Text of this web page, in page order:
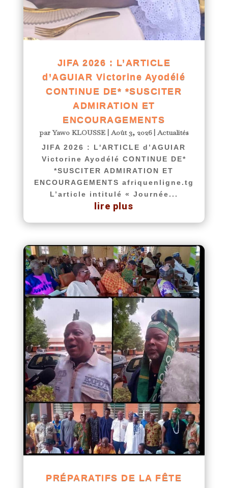
JIFA 2026 : L’ARTICLE
d’AGUIAR Victorine Ayodélé
CONTINUE DE* *SUSCITER
ADMIRATION ET
ENCOURAGEMENTS
parYawo KLOUSSE|Août 3, 2026|Actualités
JIFA 2026 : L'ARTICLE d’AGUIAR
Victorine Ayodélé CONTINUE DE*
*SUSCITER ADMIRATION ET
ENCOURAGEMENTS afriquenligne.tg
L’article intitulé « Journée...
lire plus
PRÉPARATIFS DE LA FÊTE